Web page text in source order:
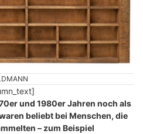
und 1980er Jahren noch als
beliebt bei Menschen, die
– zum Beispiel